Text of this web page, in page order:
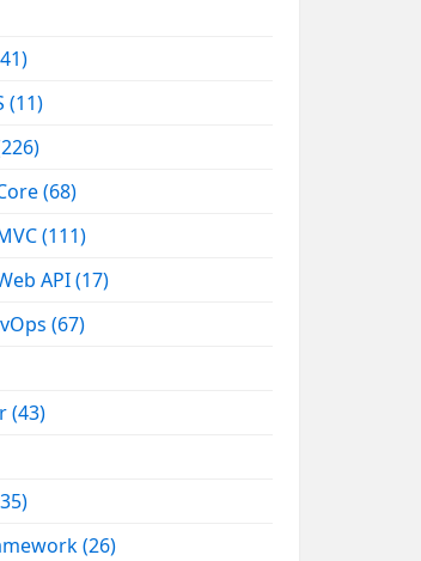
(11)
(68)
(111)
API(17)
(67)
(43)
(26)